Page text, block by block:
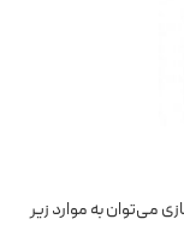
می‌توان به موارد زیر